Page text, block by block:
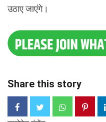
उठाए जाएंगे।
Share this story